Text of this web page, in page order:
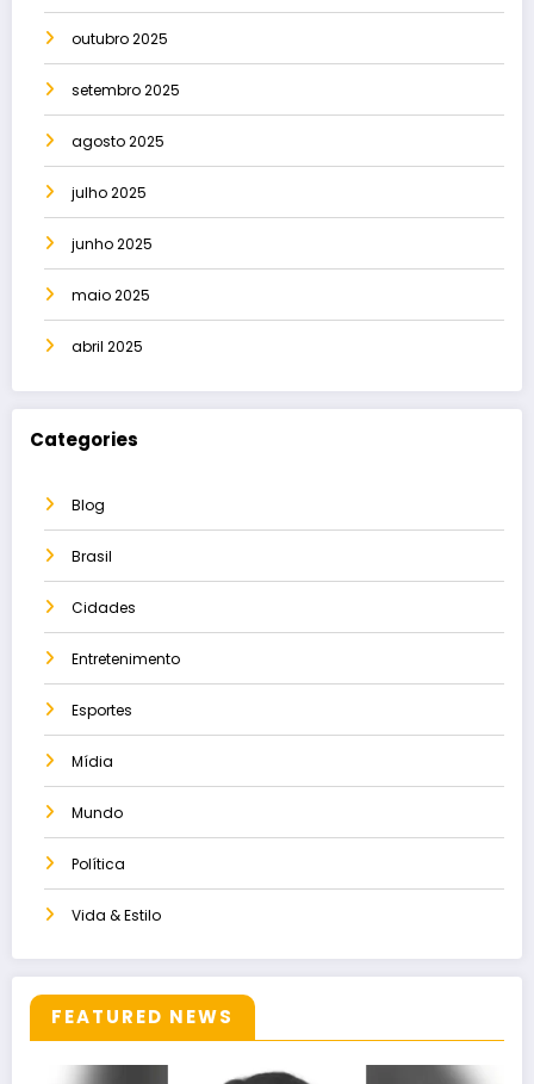
outubro 2025
setembro 2025
agosto 2025
julho 2025
junho 2025
maio 2025
abril 2025
Categories
Blog
Brasil
Cidades
Entretenimento
Esportes
Mídia
Mundo
Política
Vida & Estilo
FEATURED NEWS